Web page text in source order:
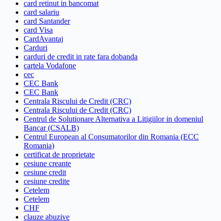
card retinut in bancomat
card salariu
card Santander
card Visa
CardAvantaj
Carduri
carduri de credit in rate fara dobanda
cartela Vodafone
cec
CEC Bank
CEC Bank
Centrala Riscului de Credit (CRC)
Centrala Riscului de Credit (CRC)
Centrul de Solutionare Alternativa a Litigiilor in domeniul
Bancar (CSALB)
Centrul European al Consumatorilor din Romania (ECC
Romania)
certificat de proprietate
cesiune creante
cesiune credit
cesiune credite
Cetelem
Cetelem
CHF
clauze abuzive